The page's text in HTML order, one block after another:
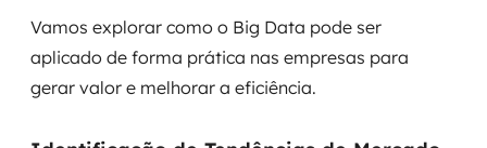
Vamos explorar como o Big Data pode ser
aplicado de forma prática nas empresas para
gerar valor e melhorar a eficiência.